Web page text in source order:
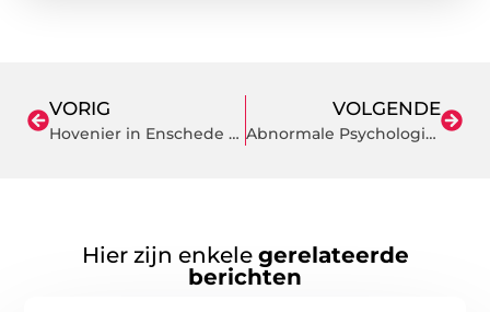
VORIG
Hovenier in Enschede zorgt voor een paradijsje in uw tuin
VOLGENDE
Abnormale Psychologie Stoornissen
Hier zijn enkele gerelateerde
berichten